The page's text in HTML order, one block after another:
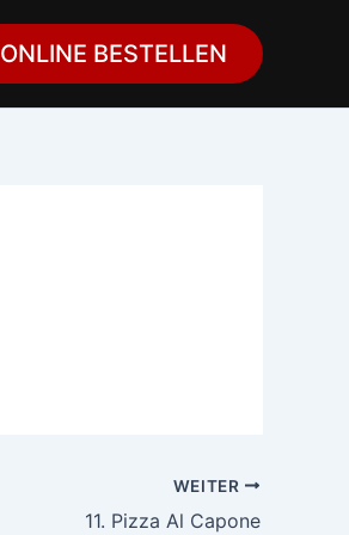
ONLINE BESTELLEN
WEITER
11. Pizza Al Capone